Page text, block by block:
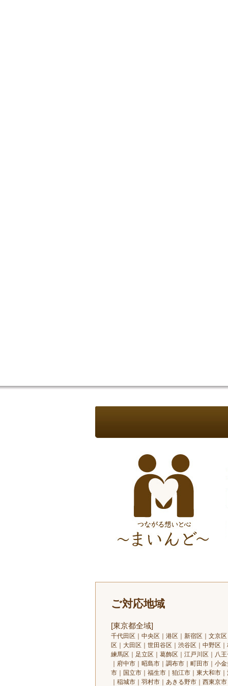
ご対応地域
[東京都全域]
千代田区｜中央区｜港区｜新宿区｜文京
区｜大田区｜世田谷区｜渋谷区｜中野区
練馬区｜足立区｜葛飾区｜江戸川区｜八
｜府中市｜昭島市｜調布市｜町田市｜小
市｜国立市｜福生市｜狛江市｜東大和市
｜稲城市｜羽村市｜あきる野市｜西東京